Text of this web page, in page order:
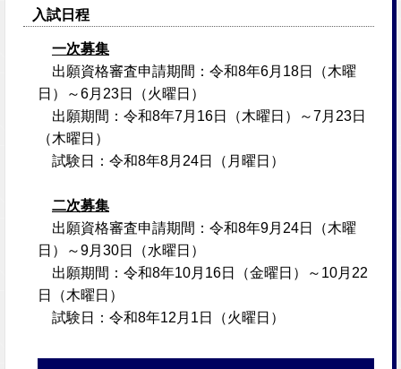
入試日程
一次募集
出願資格審査申請期間：令和8年6月18日（木曜
日）～6月23日（火曜日）
出願期間： 令和8年7月16日（木曜日）～7月23日
（木曜日）
試験日：令和8年8月24日（月曜日）
二次募集
出願資格審査申請期間：令和8年9月24日（木曜
日）～9月30日（水曜日）
出願期間：令和8年10月16日（金曜日）～10月22
日（木曜日）
試験日：令和8年12月1日（火曜日）